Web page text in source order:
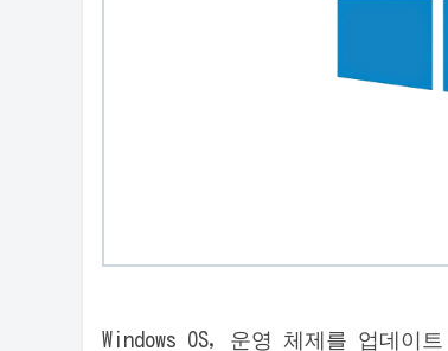
Windows OS, 운영 체제를 업데이